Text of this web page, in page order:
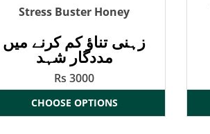
Stress Buster Honey
زہنی تناؤ کم کرنے میں
مددگار شہد
Rs 3000
CHOOSE OPTIONS